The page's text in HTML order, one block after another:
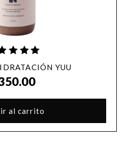
YUU
al carrito